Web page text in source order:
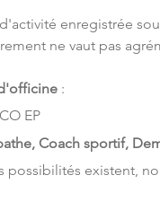
enregistrée
ne vaut pas
:
EP
Coach sportif,
possibilités existent,